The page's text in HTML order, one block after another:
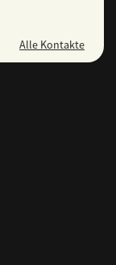
Alle Kontakte